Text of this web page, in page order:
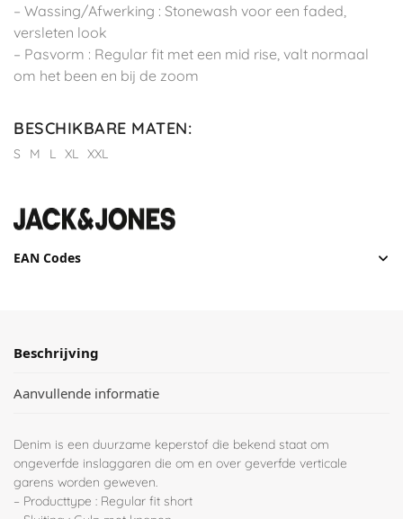
– Wassing/Afwerking : Stonewash voor een faded,
versleten look
– Pasvorm : Regular fit met een mid rise, valt normaal
om het been en bij de zoom
BESCHIKBARE MATEN:
S M L XL XXL
EAN Codes
Beschrijving
Aanvullende informatie
Denim is een duurzame keperstof die bekend staat om
ongeverfde inslaggaren die om en over geverfde verticale
garens worden geweven.
– Producttype : Regular fit short